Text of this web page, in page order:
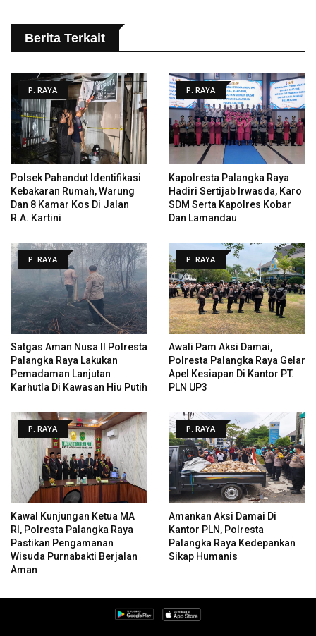
Berita Terkait
P. RAYA
Polsek Pahandut Identifikasi
Kebakaran Rumah, Warung
Dan 8 Kamar Kos Di Jalan
R.A. Kartini
P. RAYA
Kapolresta Palangka Raya
Hadiri Sertijab Irwasda, Karo
SDM Serta Kapolres Kobar
Dan Lamandau
P. RAYA
Satgas Aman Nusa II Polresta
Palangka Raya Lakukan
Pemadaman Lanjutan
Karhutla Di Kawasan Hiu Putih
P. RAYA
Awali Pam Aksi Damai,
Polresta Palangka Raya Gelar
Apel Kesiapan Di Kantor PT.
PLN UP3
P. RAYA
Kawal Kunjungan Ketua MA
RI, Polresta Palangka Raya
Pastikan Pengamanan
Wisuda Purnabakti Berjalan
Aman
P. RAYA
Amankan Aksi Damai Di
Kantor PLN, Polresta
Palangka Raya Kedepankan
Sikap Humanis